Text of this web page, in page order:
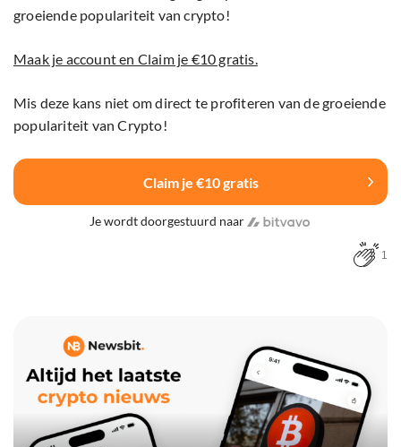
groeiende populariteit van crypto!
Maak je account en Claim je €10 gratis.
Mis deze kans niet om direct te profiteren van de groeiende
populariteit van Crypto!
Claim je €10 gratis
Je wordt doorgestuurd naar
1